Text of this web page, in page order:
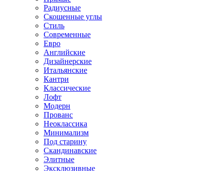
Радиусные
Скошенные углы
Стиль
Современные
Евро
Английские
Дизайнерские
Итальянские
Кантри
Классические
Лофт
Модерн
Прованс
Неоклассика
Минимализм
Под старину
Скандинавские
Элитные
Эксклюзивные